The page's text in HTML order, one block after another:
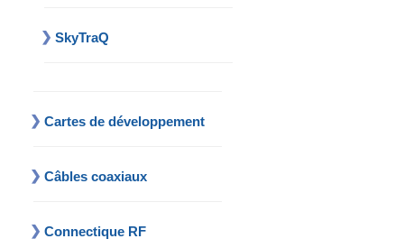
SkyTraQ
Cartes de développement
Câbles coaxiaux
Connectique RF